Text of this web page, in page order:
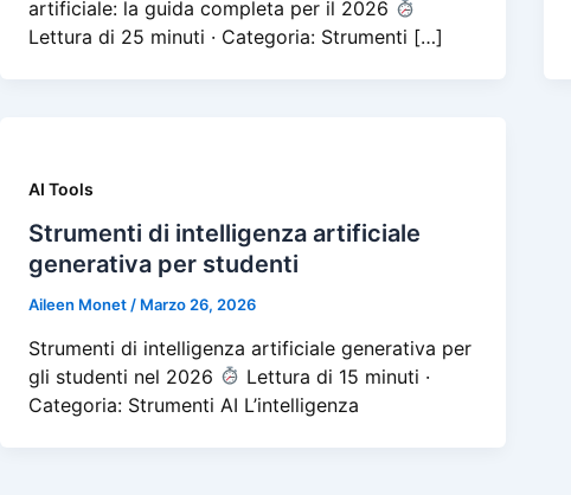
artificiale: la guida completa per il 2026
Lettura di 25 minuti · Categoria: Strumenti […]
AI Tools
Strumenti di intelligenza artificiale
generativa per studenti
Aileen Monet / Marzo 26, 2026
Strumenti di intelligenza artificiale generativa per
gli studenti nel 2026
Lettura di 15 minuti ·
Categoria: Strumenti AI L’intelligenza